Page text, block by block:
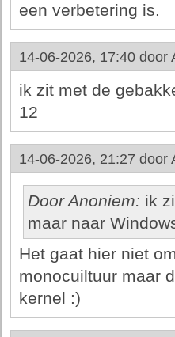
een verbetering is.
14-06-2026, 17:40 door
ik zit met de
12
14-06-2026, 21:27 door
Door Anoniem: ik
maar naar
Het gaat hier niet
monocuiltuur maar
kernel :)